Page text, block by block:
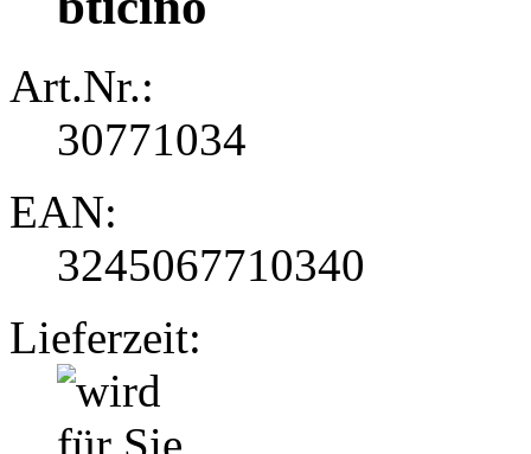
Art.Nr.:
30771034
EAN:
3245067710340
Lieferzeit: